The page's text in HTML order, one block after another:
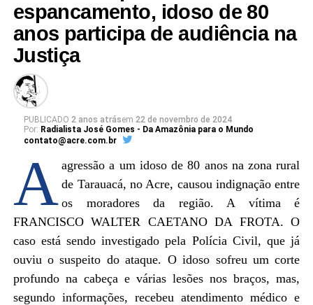
espancamento, idoso de 80
anos participa de audiência na
Justiça
PUBLICADO 2 anos atrásem 22 de novembro de 2024
Por: Radialista José Gomes - Da Amazônia para o Mundo
contato@acre.com.br
A agressão a um idoso de 80 anos na zona rural
de Tarauacá, no Acre, causou indignação entre
os moradores da região. A vítima é
FRANCISCO WALTER CAETANO DA FROTA. O
caso está sendo investigado pela Polícia Civil, que já
ouviu o suspeito do ataque. O idoso sofreu um corte
profundo na cabeça e várias lesões nos braços, mas,
segundo informações, recebeu atendimento médico e